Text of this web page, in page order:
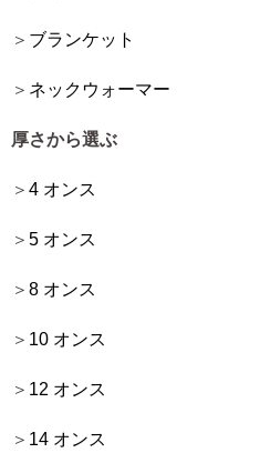
ブランケット
ネックウォーマー
厚さから選ぶ
4 オンス
5 オンス
8 オンス
10 オンス
12 オンス
14 オンス